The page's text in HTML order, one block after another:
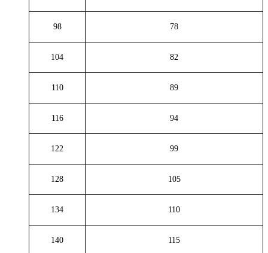
98 78
104 82
110 89
116 94
122 99
128 105
134 110
140 115